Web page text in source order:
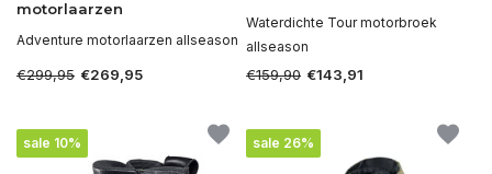
motorlaarzen
Adventure motorlaarzen allseason
€299,95 €269,95
Waterdichte Tour motorbroek
allseason
€159,90 €143,91
sale 10% sale 26%